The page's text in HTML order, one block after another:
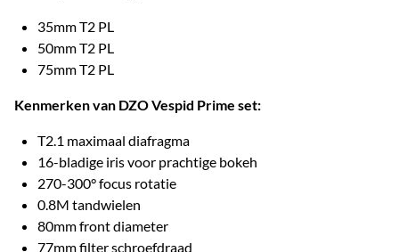
35mm T2 PL
50mm T2 PL
75mm T2 PL
Kenmerken van DZO Vespid Prime set:
T2.1 maximaal diafragma
16-bladige iris voor prachtige bokeh
270-300° focus rotatie
0.8M tandwielen
80mm front diameter
77mm filter schroefdraad